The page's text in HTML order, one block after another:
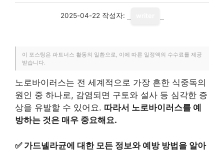
2025-04-22 작성자:
이 포스팅은 파트너스 활동의 일환으로, 이에 따른 일정액의 수수료를 제공
받습니다.
노로바이러스는 전 세계적으로 가장 흔한 식중독의
원인 중 하나로, 감염되면 구토와 설사 등 심각한 증
상을 유발할 수 있어요. 따라서 노로바이러스를 예
방하는 것은 매우 중요해요.
✅ 가드넬라균에 대한 모든 정보와 예방 방법을 알아